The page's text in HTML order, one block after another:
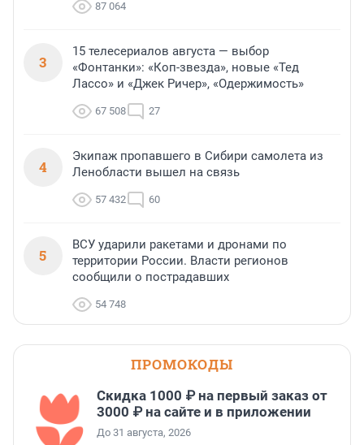
87 064
3
15 телесериалов августа — выбор
«Фонтанки»: «Коп-звезда», новые «Тед
Лассо» и «Джек Ричер», «Одержимость»
67 508 27
4
Экипаж пропавшего в Сибири самолета из
Ленобласти вышел на связь
57 432 60
5
ВСУ ударили ракетами и дронами по
территории России. Власти регионов
сообщили о пострадавших
54 748
ПРОМОКОДЫ
Скидка 1000 ₽ на первый заказ от
3000 ₽ на сайте и в приложении
До 31 августа, 2026